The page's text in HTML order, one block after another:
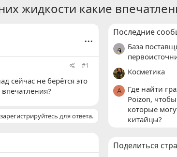
жидкости какие
...
#1
сейчас не берётся это
для ответа.
Последние
База
Косметика
A
Где найти
Poizon,
которые
китайцы?
Поделиться